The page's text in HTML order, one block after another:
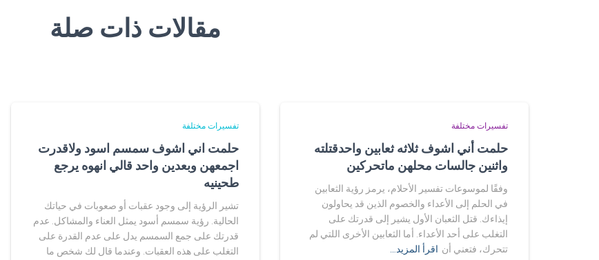
مقالات ذات صلة
تفسيرات مختلفة
حلمت أني اشوف ثلاثه ثعابين واحدقتلته
واثنين جالسات محلهن ماتحركين
وفقًا لموسوعات تفسير الأحلام، يرمز رؤية الثعابين
في الحلم إلى الأعداء والخصوم الذين قد يحاولون
إيذاءك. قتل الثعبان الأول يشير إلى قدرتك على
التغلب على أحد الأعداء. أما الثعابين الأخرى اللتي لم
تتحرك، فتعني أن اقرأ المزيد…
تفسيرات مختلفة
حلمت اني اشوف سمسم اسود ولاقدرت
اجمعهن وبعدين واحد قالي انهوه يرجع
طحينيه
تشير الرؤية إلى وجود عقبات أو صعوبات في حياتك
الحالية. رؤية سمسم أسود يمثل العناء والمشاكل. عدم
قدرتك على جمع السمسم يدل على عدم القدرة على
التغلب على هذه العقبات. وعندما قال لك شخص ما